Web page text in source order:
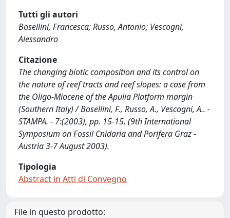
Tutti gli autori
Bosellini, Francesca; Russo, Antonio; Vescogni,
Alessandro
Citazione
The changing biotic composition and its control on
the nature of reef tracts and reef slopes: a case from
the Oligo-Miocene of the Apulia Platform margin
(Southern Italy) / Bosellini, F., Russo, A., Vescogni, A.. -
STAMPA. - 7:(2003), pp. 15-15. (9th International
Symposium on Fossil Cnidaria and Porifera Graz -
Austria 3-7 August 2003).
Tipologia
Abstract in Atti di Convegno
File in questo prodotto: